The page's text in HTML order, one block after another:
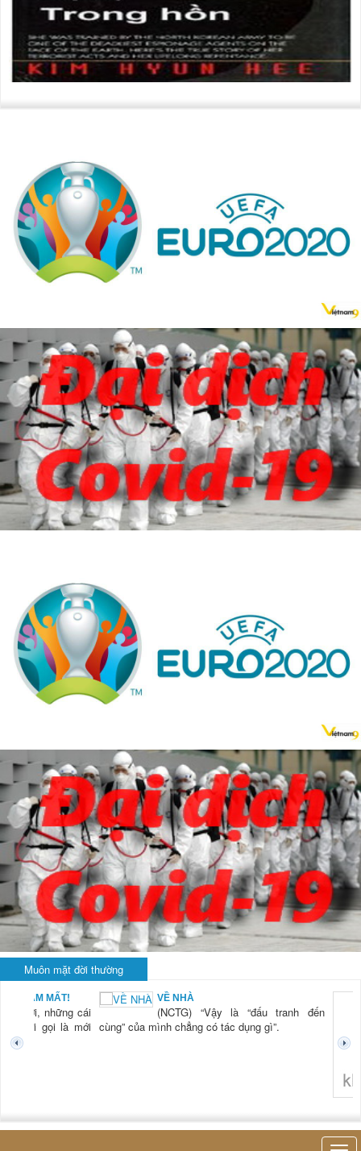
Muôn mặt đời thường
NAM MẤT!
“Xời, những cái
mới gọi là mới
VỀ NHÀ
(NCTG) “Vậy là “đấu tranh đến
cùng” của mình chẳng có tác dụng gì”.